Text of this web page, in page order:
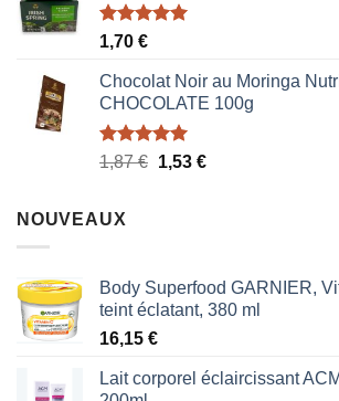
était :
Note5.00
1,70 €
Chocolat Noir au Moringa
CHOCOLATE 100g
Note5.00
1,87€ Le
1,53 €Le
NOUVEAUX
Body Superfood GARNIER,
teint éclatant, 380 ml
16,15 €
Lait corporel éclaircissant